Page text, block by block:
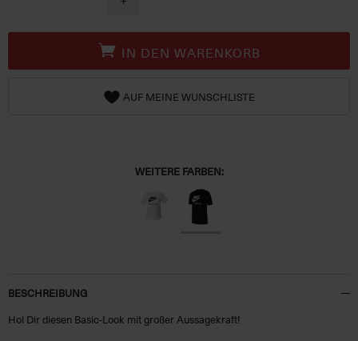
IN DEN WARENKORB
AUF MEINE WUNSCHLISTE
WEITERE FARBEN:
BESCHREIBUNG
Hol Dir diesen Basic-Look mit großer Aussagekraft!